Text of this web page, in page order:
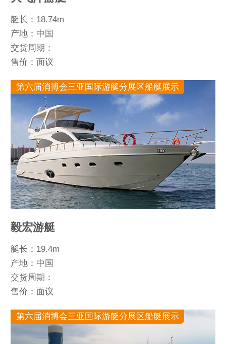
艇长：18.74m
产地：中国
交货周期：
售价：面议
第六届消博会三亚国际游艇分展区船艇展示
毅宏游艇
艇长：19.4m
产地：中国
交货周期：
售价：面议
第六届消博会三亚国际游艇分展区船艇展示